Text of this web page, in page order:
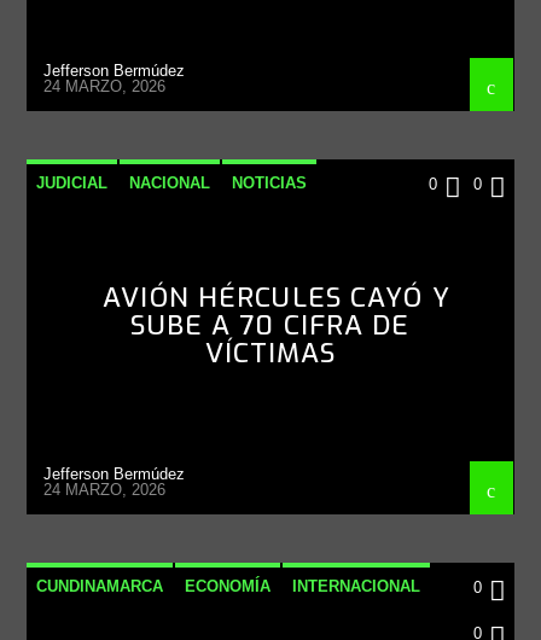
Jefferson Bermúdez
24 MARZO, 2026
JUDICIAL NACIONAL NOTICIAS 0 0
AVIÓN HÉRCULES CAYÓ Y
SUBE A 70 CIFRA DE
VÍCTIMAS
Jefferson Bermúdez
24 MARZO, 2026
CUNDINAMARCA ECONOMÍA INTERNACIONAL 0
0